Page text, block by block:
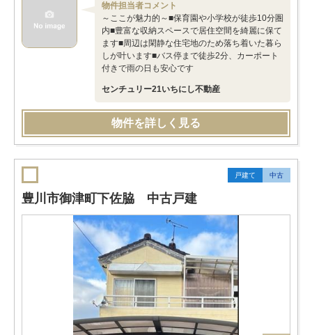
物件担当者コメント
～ここが魅力的～■保育園や小学校が徒歩10分圏
内■豊富な収納スペースで居住空間を綺麗に保て
ます■周辺は閑静な住宅地のため落ち着いた暮ら
しが叶います■バス停まで徒歩2分、カーポート
付きで雨の日も安心です
センチュリー21いちにし不動産
物件を詳しく見る
戸建て 中古
豊川市御津町下佐脇 中古戸建